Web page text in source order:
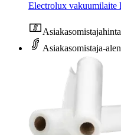
Electrolux vakuumilaite
Asiakasomistajahinta
Asiakasomistaja-